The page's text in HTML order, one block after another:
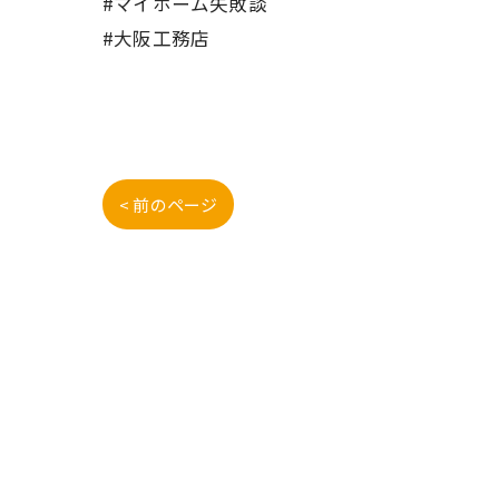
#大阪工務店
< 前のページ